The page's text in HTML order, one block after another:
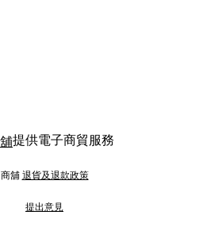
提供電子商貿服務
商舖 退貨及退款政策
提出意見